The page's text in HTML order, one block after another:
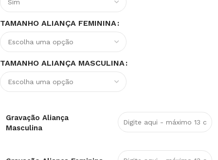
TAMANHO ALIANÇA FEMININA
TAMANHO ALIANÇA MASCULINA
Gravação Aliança
Masculina